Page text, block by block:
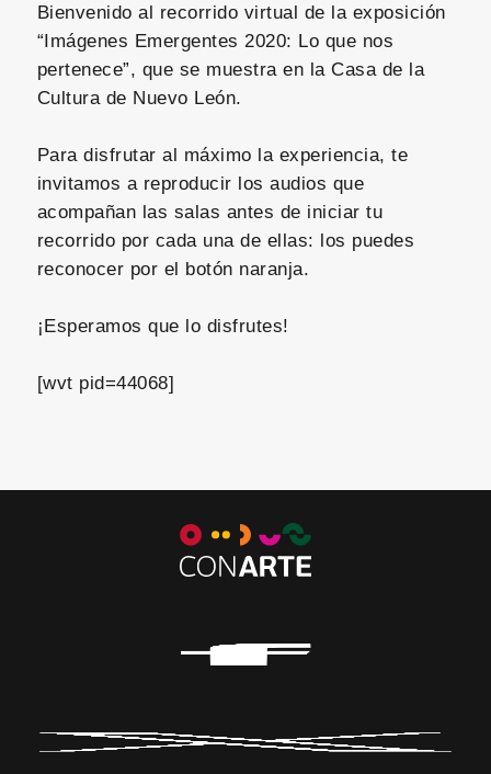
Bienvenido al recorrido virtual de la exposición
“Imágenes Emergentes 2020: Lo que nos
pertenece”, que se muestra en la Casa de la
Cultura de Nuevo León.
Para disfrutar al máximo la experiencia, te
invitamos a reproducir los audios que
acompañan las salas antes de iniciar tu
recorrido por cada una de ellas: los puedes
reconocer por el botón naranja.
¡Esperamos que lo disfrutes!
[wvt pid=44068]